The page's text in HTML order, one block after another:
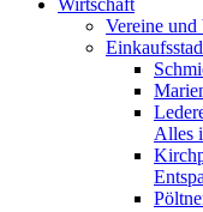
Vereine und
Alles